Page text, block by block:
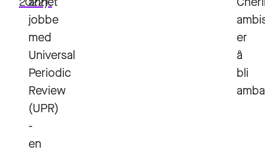
jobbe
med
Universal
Periodic
Review
(UPR)
-
en
er
å
bli